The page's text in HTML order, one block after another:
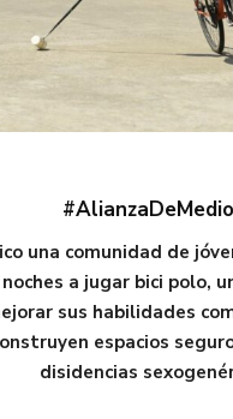
una comunidad de
a jugar bici polo,
sus habilidades
espacios
disidencias